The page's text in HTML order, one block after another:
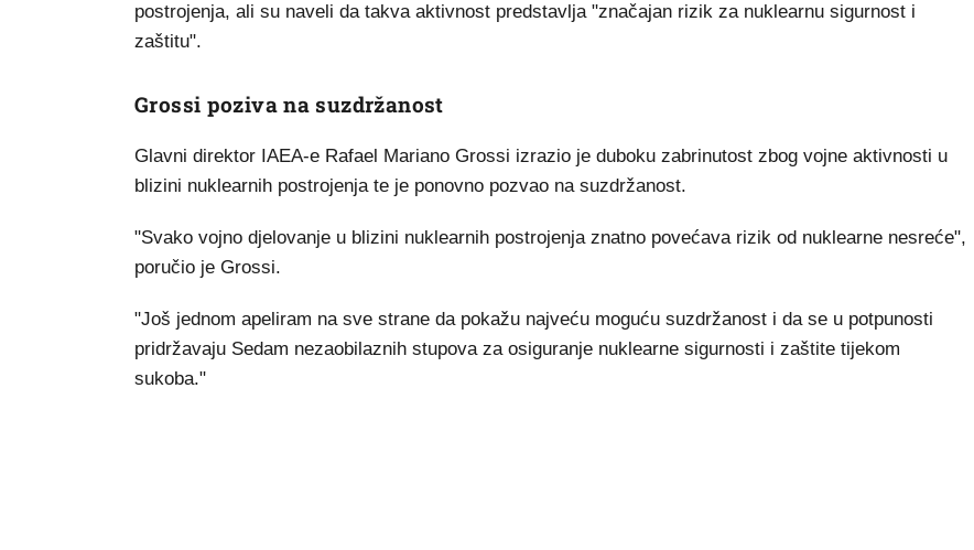
postrojenja, ali su naveli da takva aktivnost predstavlja "značajan rizik za nuklearnu sigurnost i
zaštitu".
Grossi poziva na suzdržanost
Glavni direktor IAEA-e Rafael Mariano Grossi izrazio je duboku zabrinutost zbog vojne aktivnosti u
blizini nuklearnih postrojenja te je ponovno pozvao na suzdržanost.
"Svako vojno djelovanje u blizini nuklearnih postrojenja znatno povećava rizik od nuklearne nesreće",
poručio je Grossi.
"Još jednom apeliram na sve strane da pokažu najveću moguću suzdržanost i da se u potpunosti
pridržavaju Sedam nezaobilaznih stupova za osiguranje nuklearne sigurnosti i zaštite tijekom
sukoba."